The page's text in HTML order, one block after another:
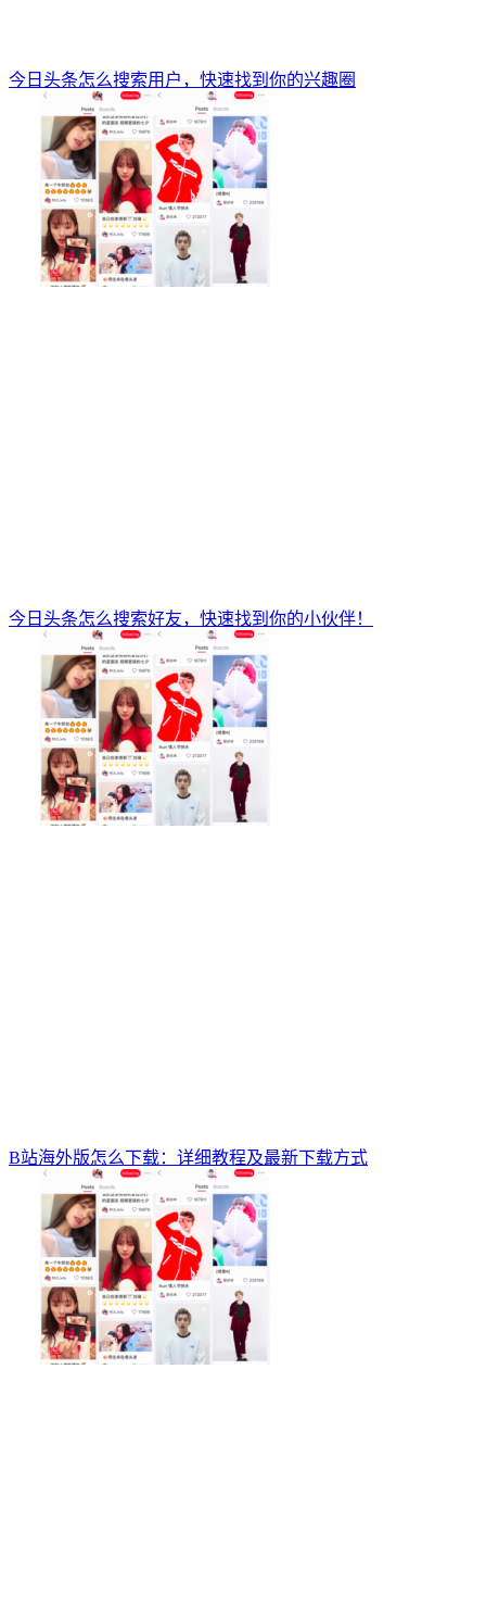
今日头条怎么搜索用户，快速找到你的兴趣圈
今日头条怎么搜索好友，快速找到你的小伙伴！
B站海外版怎么下载：详细教程及最新下载方式